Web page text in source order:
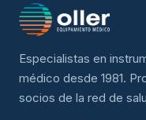
Especialistas en
médico desde 1981.
socios de la red de